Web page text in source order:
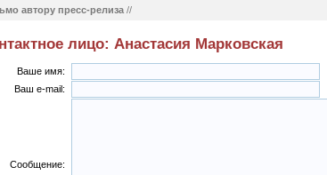
автору пресс-релиза //
лицо: Анастасия Марковская
Ваше имя:
Ваш e-mail:
Сообщение: